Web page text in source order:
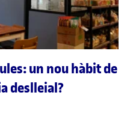
un nou hàbit de
deslleial?